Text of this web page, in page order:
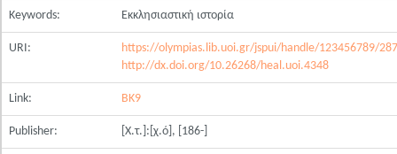
Keywords: Εκκλησιαστική ιστορία
URI:
https://olympias.lib.uoi.gr/jspui/handle/123456789/
http://dx.doi.org/10.26268/heal.uoi.4348
Link: ΒΚ9
Publisher: [Χ.τ.]:[χ.ό], [186-]